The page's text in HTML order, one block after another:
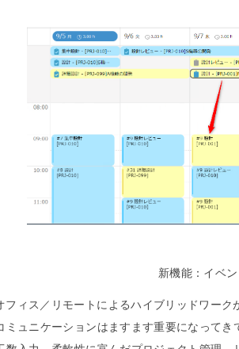
新機能：イベ
フィス／リモートによるハイブリッドワー
ミュニケーションはますます重要になって